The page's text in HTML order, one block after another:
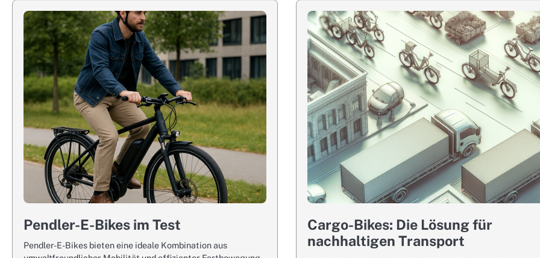
Pendler-E-Bikes im Test
Pendler-E-Bikes bieten eine ideale Kombination aus
Cargo-Bikes: Die Lösung für
nachhaltigen Transport